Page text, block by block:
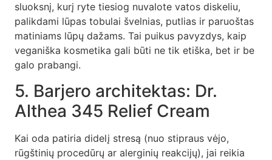
sluoksnį, kurį ryte tiesiog nuvalote vatos diskeliu,
palikdami lūpas tobulai švelnias, putlias ir paruoštas
matiniams lūpų dažams. Tai puikus pavyzdys, kaip
veganiška kosmetika gali būti ne tik etiška, bet ir be
galo prabangi.
5. Barjero architektas: Dr.
Althea 345 Relief Cream
Kai oda patiria didelį stresą (nuo stipraus vėjo,
rūgštinių procedūrų ar alerginių reakcijų), jai reikia